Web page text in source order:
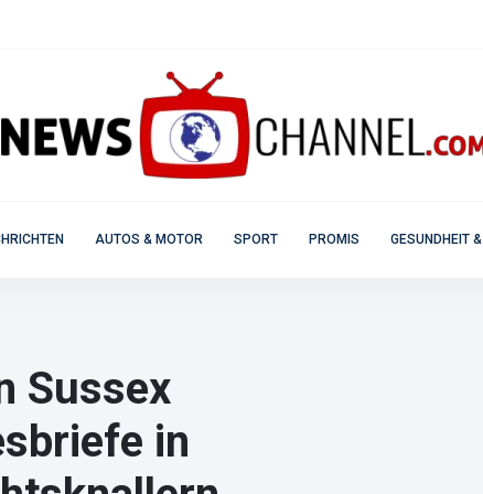
AUTOS & MOTOR SPORT PROMIS GESUNDHEIT
Sussex
in